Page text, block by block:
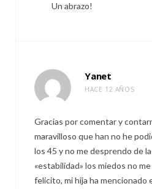
Un abrazo!
Yanet
HACE 12 AÑOS
Gracias por comentar y
maravilloso que han no he
los 45 y no me desprendo de
«estabilidad» los miedos no
felicito, mi hija ha mencionado